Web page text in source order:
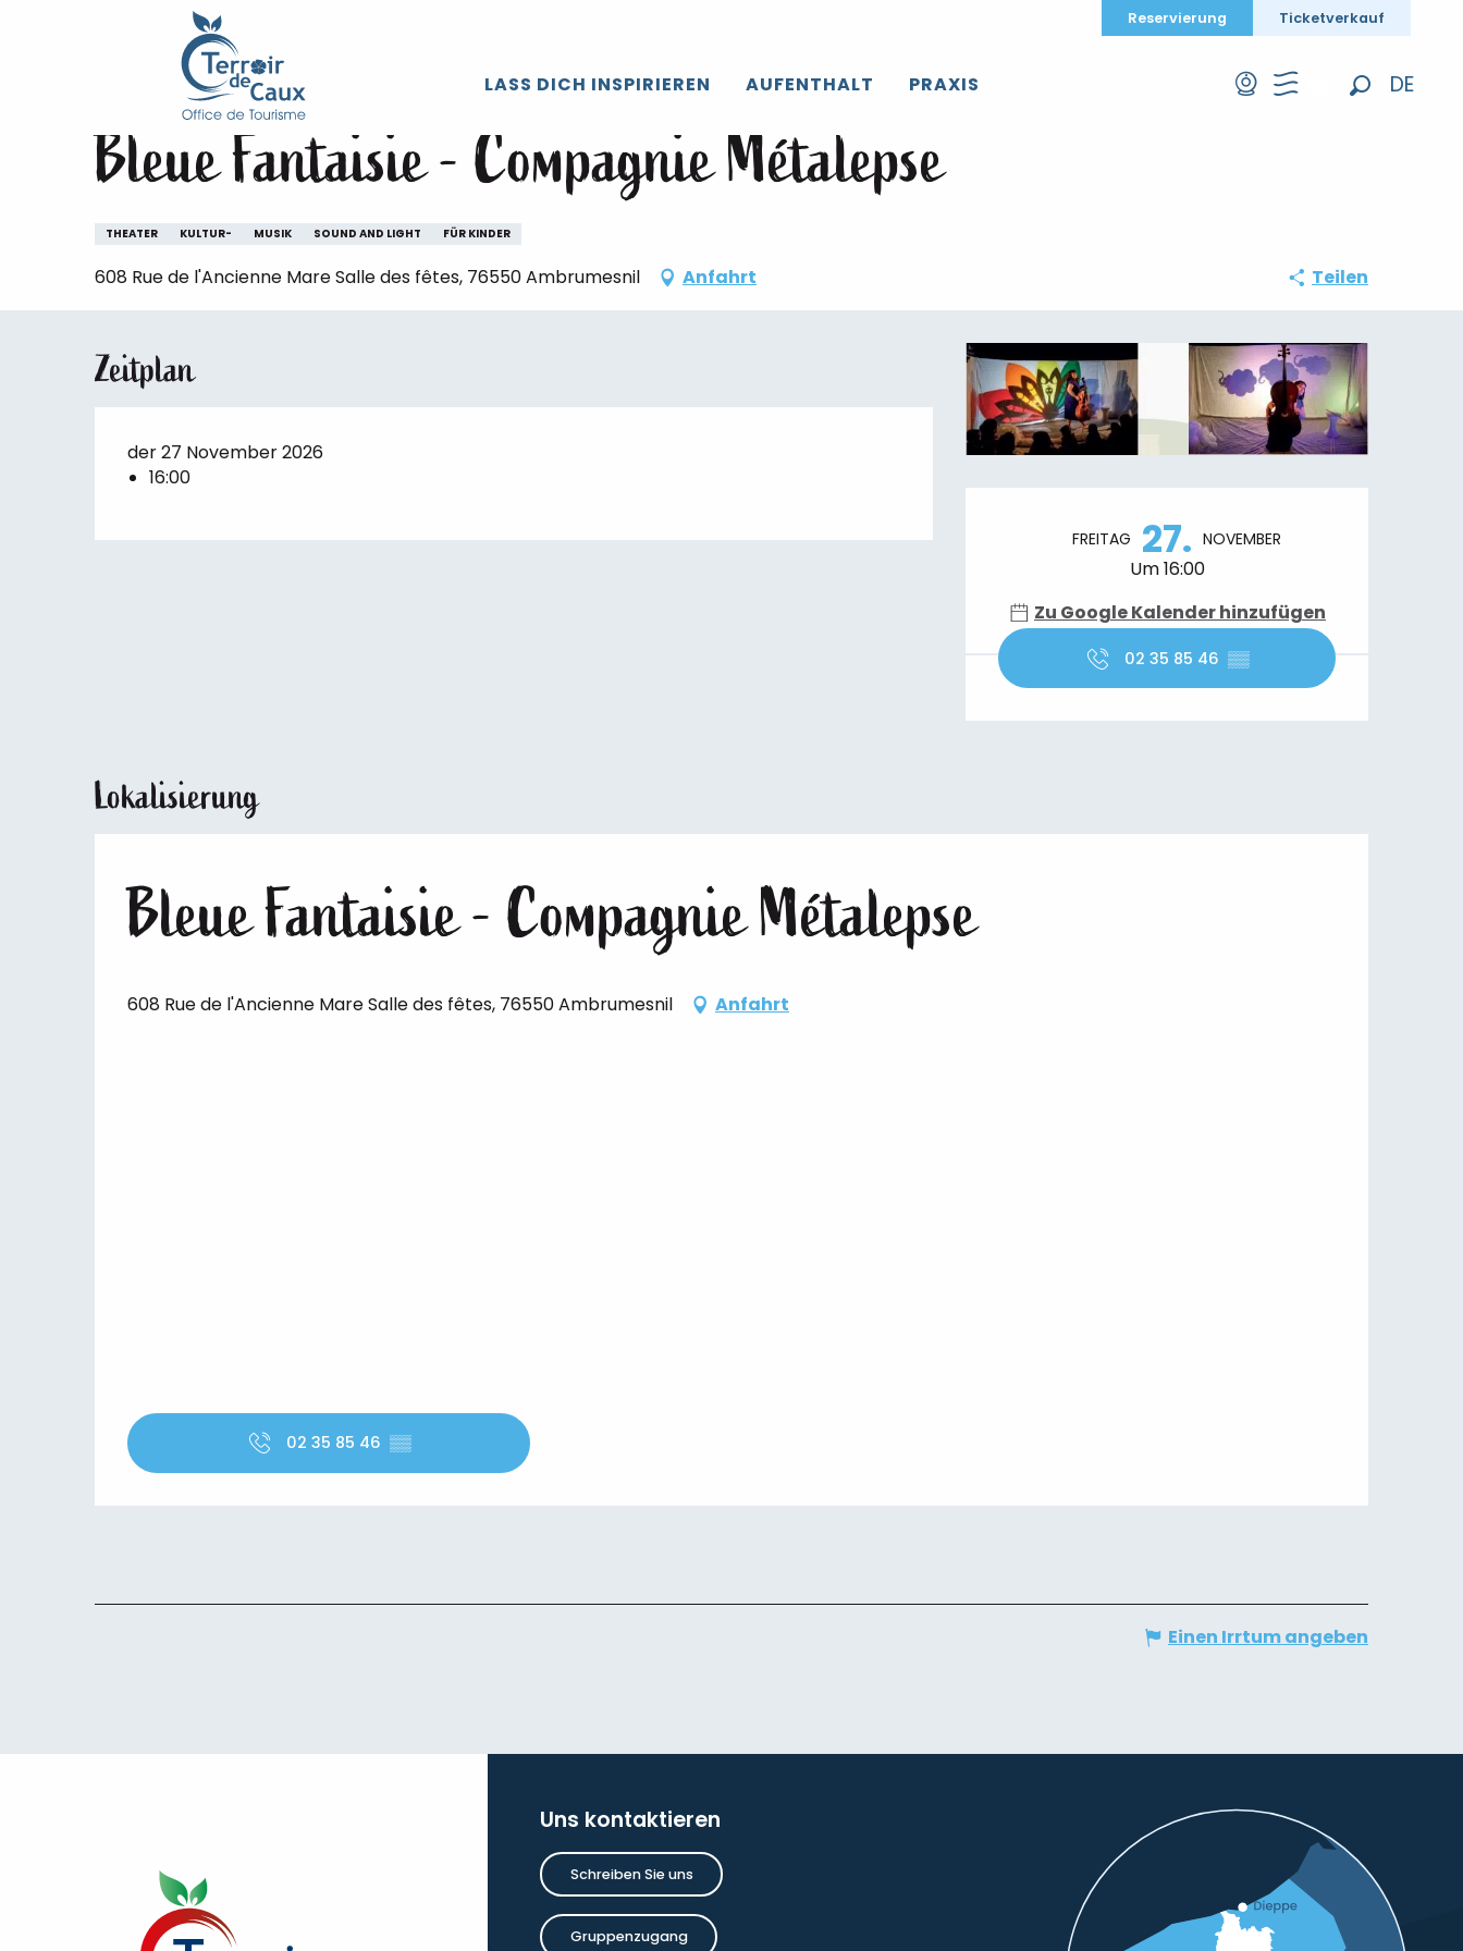
DE
Reservierung Ticketverkauf
LASS DICH INSPIRIEREN AUFENTHALT PRAXIS
Aufenthalt
Freitag 27. november um 16:00
Bleue Fantaisie - Compagnie Métalepse
THEATER KULTUR- MUSIK SOUND AND LIGHT FÜR KINDER
608 Rue de l'Ancienne Mare Salle des fêtes, 76550 Ambrumesnil Anfahrt Teilen
Öffnungszeiten & Kontaktdaten
FREITAG 27. NOVEMBER
Um 16:00
Zu Google Kalender hinzufügen
02 35 85 46 ▒▒
Zeitplan
der 27 November 2026
16:00
Lokalisierung
Bleue Fantaisie - Compagnie Métalepse
608 Rue de l'Ancienne Mare Salle des fêtes, 76550 Ambrumesnil Anfahrt
02 35 85 46 ▒▒
Einen Irrtum angeben
Uns kontaktieren
Schreiben Sie uns
Gruppenzugang